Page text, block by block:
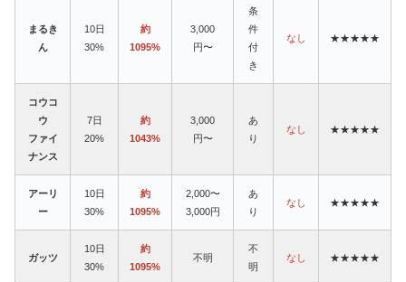
まるき
ん
10日
30%
約
1095%
3,000
円〜
条
件
付
き
なし ★★★★★
コウコ
ウ
ファイ
ナンス
7日
20%
約
1043%
3,000
円〜
あ
り
なし ★★★★★
アーリ
ー
10日
30%
約
1095%
2,000〜
3,000円
あ
り
なし ★★★★★
ガッツ
10日
30%
約
1095%
不明
不
明
なし ★★★★★